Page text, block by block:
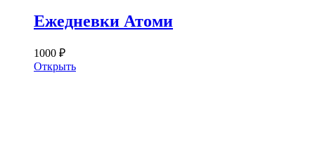
Ежедневки Атоми
1000 ₽
Открыть